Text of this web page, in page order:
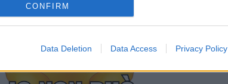
CONFIRM
Data Deletion Data Access Privacy Policy